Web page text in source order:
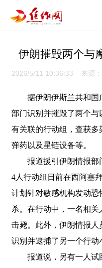
伊朗摧毁两个与
2026/5/11 10:36:33 来源：
据伊朗伊斯兰共和国
部门识别并摧毁了两个与
有关联的行动组，查获
弹药以及星链设备等。
报道援引伊朗情报部
4人行动组日前在西阿塞
计划针对敏感机构发动
杀。在行动中，一名相
击毙。此外，伊朗情报
识别并逮捕了另一个行动
报道说，另有一人试图